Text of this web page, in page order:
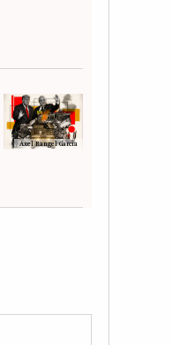
Axel Rangel Garcia